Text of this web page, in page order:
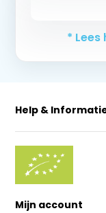
*
Help &
Mijn account